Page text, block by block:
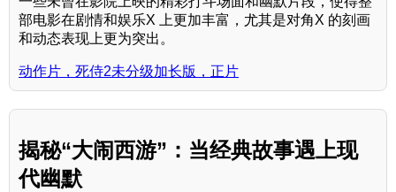
部电影在剧情和娱乐X 上更加丰富，尤其是对角X 的刻画
和动态表现上更为突出。
动作片，死侍2未分级加长版，正片
揭秘“大闹西游”：当经典故事遇上现
代幽默